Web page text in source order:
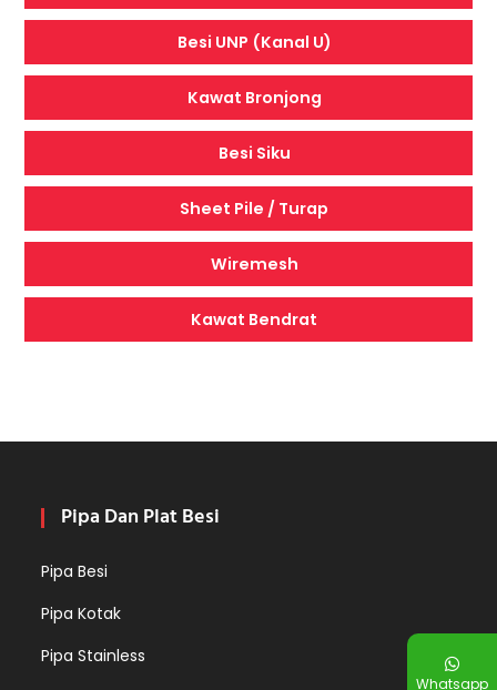
Besi UNP (Kanal U)
Kawat Bronjong
Besi Siku
Sheet Pile / Turap
Wiremesh
Kawat Bendrat
Pipa Dan Plat Besi
Pipa Besi
Pipa Kotak
Pipa Stainless
Whatsapp